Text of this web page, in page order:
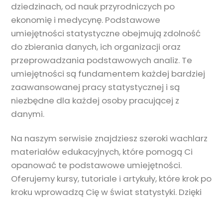
dziedzinach, od nauk przyrodniczych po
ekonomię i medycynę. Podstawowe
umiejętności statystyczne obejmują zdolność
do zbierania danych, ich organizacji oraz
przeprowadzania podstawowych analiz. Te
umiejętności są fundamentem każdej bardziej
zaawansowanej pracy statystycznej i są
niezbędne dla każdej osoby pracującej z
danymi.
Na naszym serwisie znajdziesz szeroki wachlarz
materiałów edukacyjnych, które pomogą Ci
opanować te podstawowe umiejętności.
Oferujemy kursy, tutoriale i artykuły, które krok po
kroku wprowadzą Cię w świat statystyki. Dzięki